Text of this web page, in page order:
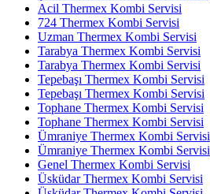
Acil Thermex Kombi Servisi
724 Thermex Kombi Servisi
Uzman Thermex Kombi Servisi
Tarabya Thermex Kombi Servisi
Tarabya Thermex Kombi Servisi
Tepebaşı Thermex Kombi Servisi
Tepebaşı Thermex Kombi Servisi
Tophane Thermex Kombi Servisi
Tophane Thermex Kombi Servisi
Ümraniye Thermex Kombi Servisi
Ümraniye Thermex Kombi Servisi
Genel Thermex Kombi Servisi
Üsküdar Thermex Kombi Servisi